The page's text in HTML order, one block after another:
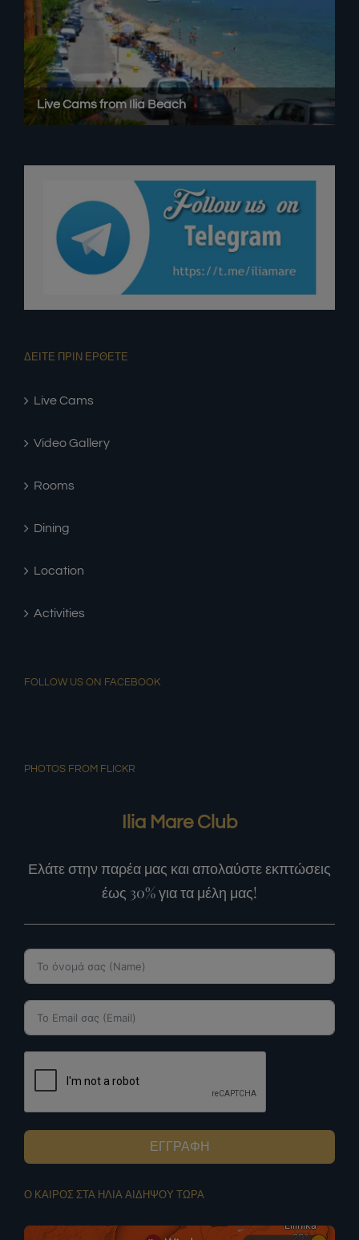
ΔΕΙΤΕ ΠΡΙΝ ΕΡΘΕΤΕ
Live Cams
Video Gallery
Rooms
Dining
Location
Activities
FOLLOW US ON FACEBOOK
PHOTOS FROM FLICKR
Ilia Mare Club
Ελάτε στην παρέα μας και απολαύστε εκπτώσεις
έως 30% για τα μέλη μας!
ΕΓΓΡΑΦΗ
Ο ΚΑΙΡΟΣ ΣΤΑ ΗΛΙΑ ΑΙΔΗΨΟΥ ΤΩΡΑ